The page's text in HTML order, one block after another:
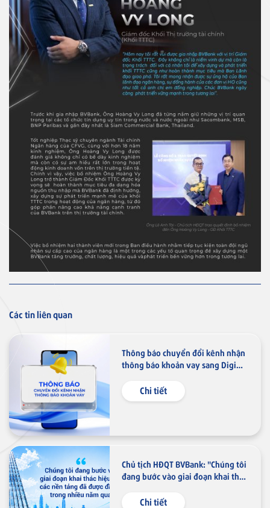
Ngân hàng điện tử
Các tin liên quan
Thông báo chuyển đổi kênh nhận
thông báo khoản vay sang Digimi
Chi tiết
Chủ tịch HĐQT BVBank: "Chúng tôi
đang bước vào giai đoạn khai thác
đầu tư trong nhiều năm qua"
Chi tiết
Thẻ tín dụng BVBank Visa Ms.
Thẻ JCB
Thẻ tín dụng BVBank JCB Cheer
Thẻ tín dụng
Thẻ tín dụng BVBank JCB Sense
Thẻ tín dụng
Thẻ tín dụng BVBank JCB
Discovery
Thẻ tín dụng BVBank JCB 7-
Eleven